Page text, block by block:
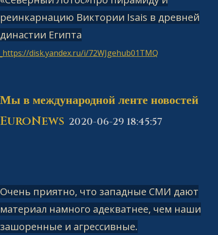
реинкарнацию Виктории Isais в древней
династии Египта
https://disk.yandex.ru/i/72WJgehub01TMQ
Мы в международной ленте новостей
EuroNews 2020-06-29 18:45:57
Очень приятно, что западные СМИ дают
материал намного адекватнее, чем наши
зашоренные и агрессивные.